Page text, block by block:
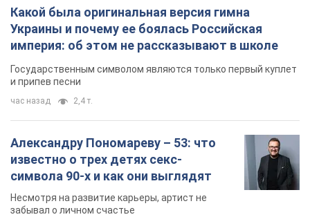
Какой была оригинальная версия гимна
Украины и почему ее боялась Российская
империя: об этом не рассказывают в школе
Государственным символом являются только первый куплет
и припев песни
час назад 2,4 т.
Александру Пономареву – 53: что
известно о трех детях секс-
символа 90-х и как они выглядят
Несмотря на развитие карьеры, артист не
забывал о личном счастье